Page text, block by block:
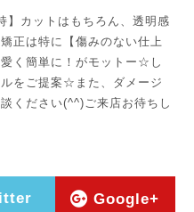
】カットはもちろん、透明感
正は特に【傷みのない仕上
く簡単に！がモットー☆し
をご提案☆また、ダメージ
ください(^^)ご来店お待ちし
Google+